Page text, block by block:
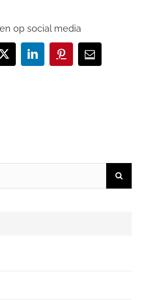
op social media
X LinkedInPinterest
E-
mail